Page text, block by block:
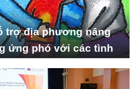
trợ địa phương nâng
ứng phó với các tình